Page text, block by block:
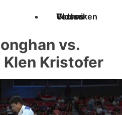
Techniken
Videos
Glossar
vs.
Klen Kristofer